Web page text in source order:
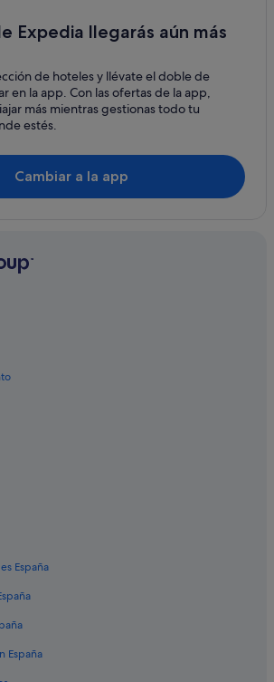
Torrevieja
en Torrevieja
en Torrevieja
Arciprestal de la Inmaculada
Torrevieja
flotante submarino S-61 Delfín
de la Constitución
Expedia llegarás aún más
de hoteles y llévate el doble de
en la app. Con las ofertas de la app,
más mientras gestionas todo tu
estés.
Cambiar a la app
España
España